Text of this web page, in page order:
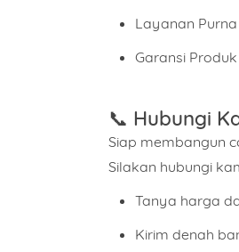
Layanan
Garansi
📞 Hubungi
Siap membangun
Silakan hubungi
Tanya harga
Kirim denah